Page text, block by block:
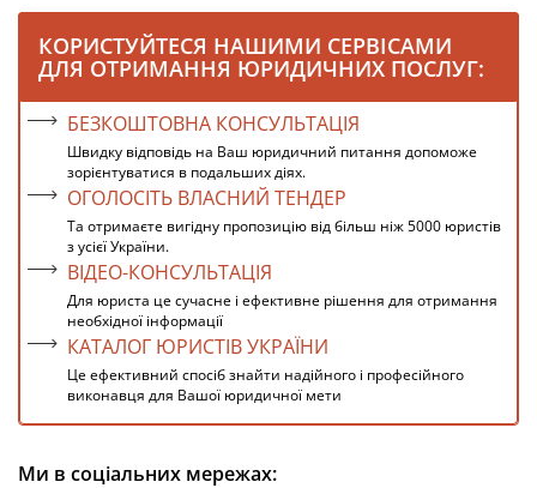
КОРИСТУЙТЕСЯ НАШИМИ СЕРВІСАМИ
ДЛЯ ОТРИМАННЯ ЮРИДИЧНИХ ПОСЛУГ:
БЕЗКОШТОВНА КОНСУЛЬТАЦІЯ
Швидку відповідь на Ваш юридичний питання допоможе
зорієнтуватися в подальших діях.
ОГОЛОСІТЬ ВЛАСНИЙ ТЕНДЕР
Та отримаєте вигідну пропозицію від більш ніж 5000 юристів
з усієї України.
ВІДЕО-КОНСУЛЬТАЦІЯ
Для юриста це сучасне і ефективне рішення для отримання
необхідної інформації
КАТАЛОГ ЮРИСТІВ УКРАЇНИ
Це ефективний спосіб знайти надійного і професійного
виконавця для Вашої юридичної мети
Ми в соціальних мережах: